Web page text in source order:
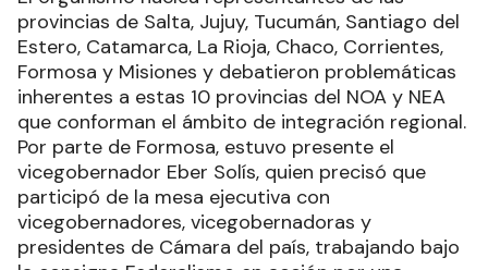
provincias de Salta, Jujuy, Tucumán, Santiago del
Estero, Catamarca, La Rioja, Chaco, Corrientes,
Formosa y Misiones y debatieron problemáticas
inherentes a estas 10 provincias del NOA y NEA
que conforman el ámbito de integración regional.
Por parte de Formosa, estuvo presente el
vicegobernador Eber Solís, quien precisó que
participó de la mesa ejecutiva con
vicegobernadores, vicegobernadoras y
presidentes de Cámara del país, trabajando bajo